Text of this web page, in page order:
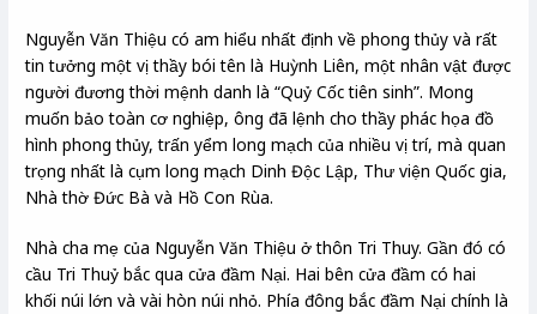
Nguyễn Văn Thiệu có am hiểu nhất định về phong thủy và rất
tin tưởng một vị thầy bói tên là Huỳnh Liên, một nhân vật được
người đương thời mệnh danh là “Quỷ Cốc tiên sinh”. Mong
muốn bảo toàn cơ nghiệp, ông đã lệnh cho thầy phác họa đồ
hình phong thủy, trấn yểm long mạch của nhiều vị trí, mà quan
trọng nhất là cụm long mạch Dinh Độc Lập, Thư viện Quốc gia,
Nhà thờ Đức Bà và Hồ Con Rùa.
Nhà cha mẹ của Nguyễn Văn Thiệu ở thôn Tri Thuy. Gần đó có
cầu Tri Thuỷ bắc qua cửa đầm Nại. Hai bên cửa đầm có hai
khối núi lớn và vài hòn núi nhỏ. Phía đông bắc đầm Nại chính là